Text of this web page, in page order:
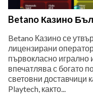
Betano Казино
Betano Казино се
лицензирани
първокласно
впечатлява с богато
световни доставчици
Playtech, както...